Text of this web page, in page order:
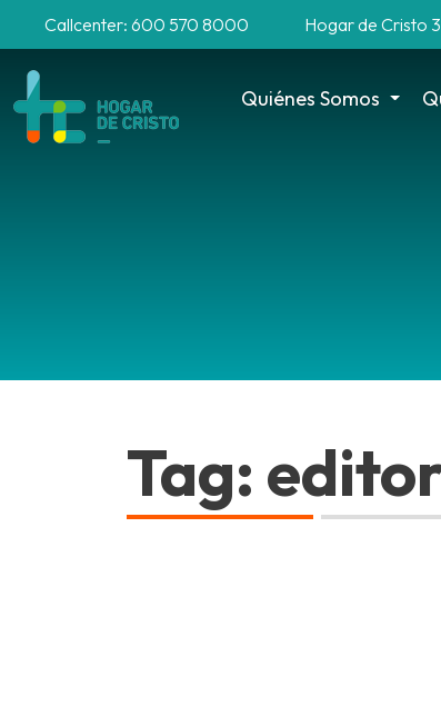
Callcenter: 600 570 8000 Hogar de Cristo
Quiénes Somos
Tag: